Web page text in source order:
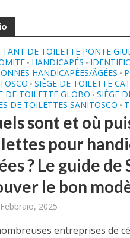
DE TOILETTE PONTE
• HANDICAPÉS •
HANDICAPÉES/ÂGÉES •
• SIÈGE DE TOILETTE
DE TOILETTE GLOBO • SIÈGE
DE TOILETTES SANITOSCO •
sont et où
pour
? Le guide
le bon
2025
entreprises de